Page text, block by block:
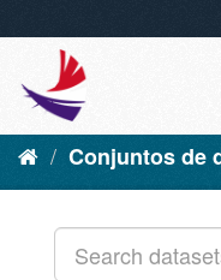
Conjuntos de